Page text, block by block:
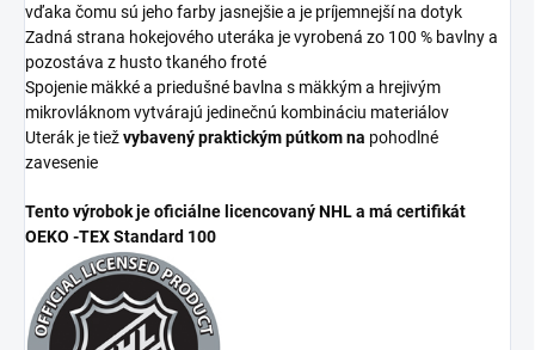
vďaka čomu sú jeho farby jasnejšie a je príjemnejší na dotyk
Zadná strana hokejového uteráka je vyrobená zo 100 % bavlny a
pozostáva z husto tkaného froté
Spojenie mäkké a priedušné bavlna s mäkkým a hrejivým
mikrovláknom vytvárajú jedinečnú kombináciu materiálov
Uterák je tiežvybavený praktickým pútkom na pohodlné
zavesenie
Tento výrobok je oficiálne licencovaný NHL a má certifikát
OEKO -TEX Standard 100